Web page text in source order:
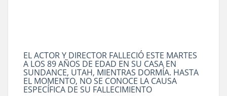
EL ACTOR Y DIRECTOR FALLECIÓ ESTE MARTES
A LOS 89 AÑOS DE EDAD EN SU CASA EN
SUNDANCE, UTAH, MIENTRAS DORMÍA. HASTA
EL MOMENTO, NO SE CONOCE LA CAUSA
ESPECÍFICA DE SU FALLECIMIENTO